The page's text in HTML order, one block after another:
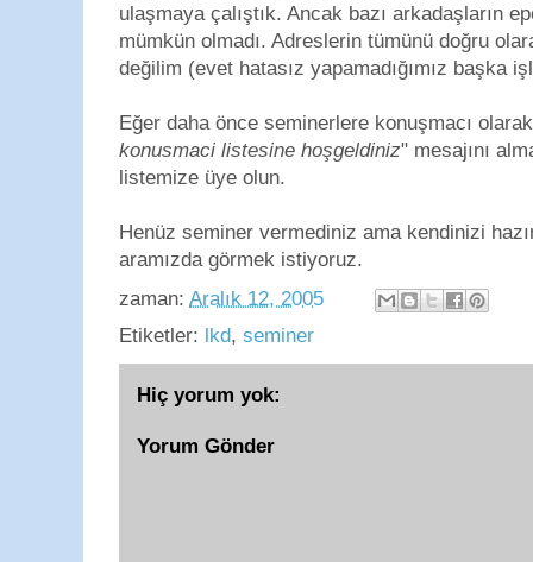
ulaşmaya çalıştık. Ancak bazı arkadaşların
mümkün olmadı. Adreslerin tümünü doğru
değilim (evet hatasız yapamadığımız başka
Eğer daha önce seminerlere konuşmacı
konusmaci listesine hoşgeldiniz" mesajını
listemize üye olun.
Henüz seminer vermediniz ama kendinizi
aramızda görmek istiyoruz.
zaman: Aralık 12, 2005
Etiketler: lkd, seminer
Hiç yorum yok:
Yorum Gönder